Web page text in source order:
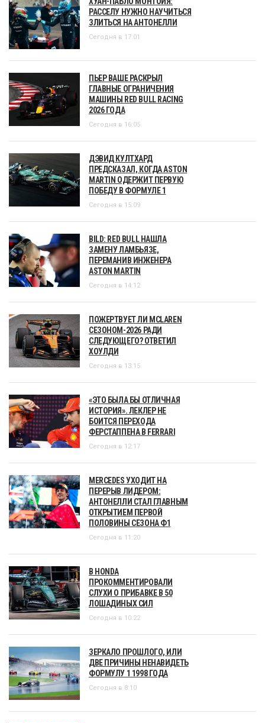
РАССЕЛУ НУЖНО НАУЧИТЬСЯ
ЗЛИТЬСЯ НА АНТОНЕЛЛИ
Сегодня в 17:01
ПЬЕР ВАШЕ РАСКРЫЛ
ГЛАВНЫЕ ОГРАНИЧЕНИЯ
МАШИНЫ RED BULL RACING
2026 ГОДА
Сегодня в 16:05
ДЭВИД КУЛТХАРД
ПРЕДСКАЗАЛ, КОГДА ASTON
MARTIN ОДЕРЖИТ ПЕРВУЮ
ПОБЕДУ В ФОРМУЛЕ 1
Сегодня в 15:09
BILD: RED BULL НАШЛА
ЗАМЕНУ ЛАМБЬЯЗЕ,
ПЕРЕМАНИВ ИНЖЕНЕРА
ASTON MARTIN
Сегодня в 14:12
ПОЖЕРТВУЕТ ЛИ MCLAREN
СЕЗОНОМ-2026 РАДИ
СЛЕДУЮЩЕГО? ОТВЕТИЛ
ХОУЛДИ
Сегодня в 13:15
«ЭТО БЫЛА БЫ ОТЛИЧНАЯ
ИСТОРИЯ». ЛЕКЛЕР НЕ
БОИТСЯ ПЕРЕХОДА
ФЕРСТАППЕНА В FERRARI
Сегодня в 12:17
MERCEDES УХОДИТ НА
ПЕРЕРЫВ ЛИДЕРОМ:
АНТОНЕЛЛИ СТАЛ ГЛАВНЫМ
ОТКРЫТИЕМ ПЕРВОЙ
ПОЛОВИНЫ СЕЗОНА Ф1
Сегодня в 11:20
В HONDA
ПРОКОММЕНТИРОВАЛИ
СЛУХИ О ПРИБАВКЕ В 50
ЛОШАДИНЫХ СИЛ
Сегодня в 10:22
ЗЕРКАЛО ПРОШЛОГО, ИЛИ
ДВЕ ПРИЧИНЫ НЕНАВИДЕТЬ
ФОРМУЛУ 1 1998 ГОДА
Сегодня в 8:10